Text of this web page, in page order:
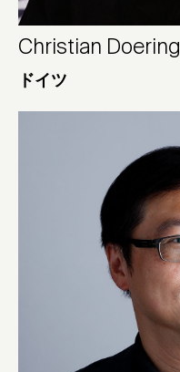
Christian Doering
ドイツ